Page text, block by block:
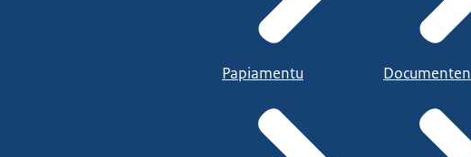
Papiamentu Documenten